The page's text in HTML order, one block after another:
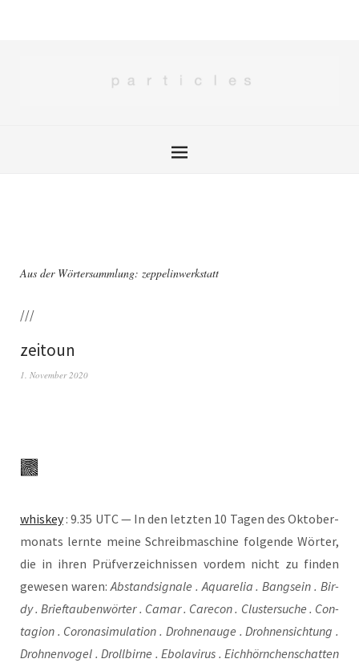
Aus der Wörtersammlung: zeppelinwerkstatt
///
zeitoun
1. November 2020
whis­key: 9.35 UTC — In den letz­ten 10 Tagen des Okto­ber­
mo­nats lern­te mei­ne Schreib­ma­schi­ne fol­gen­de Wör­ter,
die in ihren Prüf­ver­zeich­nis­sen vor­dem nicht zu fin­den
gewe­sen waren:Abstand­si­gna­le . Aqua­re­lia . Bang­sein . Bir­
dy . Brief­tau­ben­wör­ter . Camar . Care­con . Clus­ter­su­che . Con­
ta­gi­on . Coro­na­si­mu­la­ti­on . Droh­nen­au­ge . Droh­nen­sich­tung .
Droh­nen­vo­gel . Droll­bir­ne . Ebo­la­vi­rus . Eich­hörn­chen­schat­ten